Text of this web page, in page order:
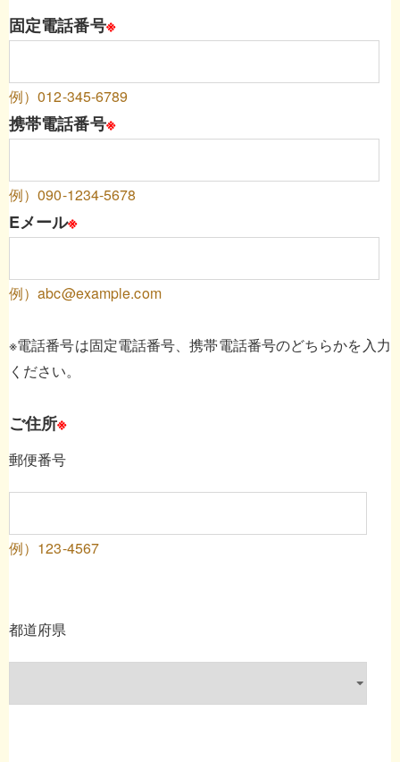
固定電話番号※
例）012-345-6789
携帯電話番号※
例）090-1234-5678
Eメール※
例）abc@example.com
※電話番号は固定電話番号、携帯電話番号のどちらかを入力
ください。
ご住所※
郵便番号
例）123-4567
都道府県